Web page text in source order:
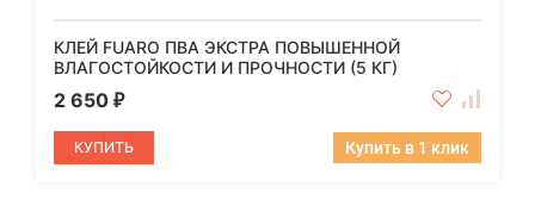
КЛЕЙ FUARO ПВА ЭКСТРА ПОВЫШЕННОЙ
ВЛАГОСТОЙКОСТИ И ПРОЧНОСТИ (5 КГ)
2 650 ₽
КУПИТЬ Купить в 1 клик